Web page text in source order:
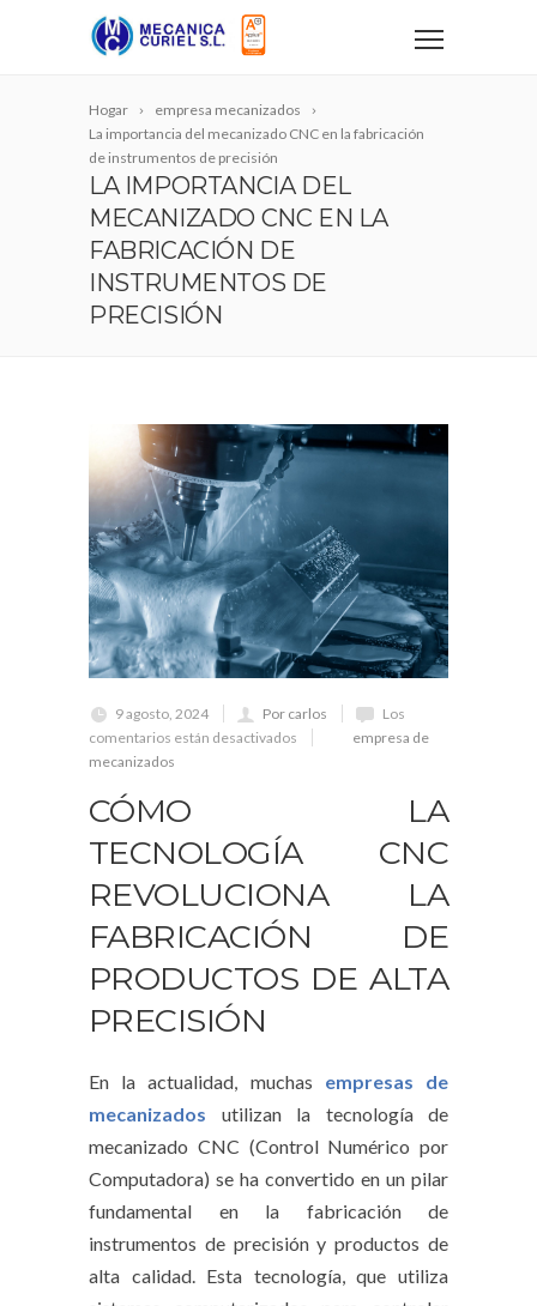
Hogar
empresa mecanizados
La importancia del mecanizado CNC en la fabricación
de instrumentos de precisión
LA IMPORTANCIA DEL
MECANIZADO CNC EN LA
FABRICACIÓN DE
INSTRUMENTOS DE
PRECISIÓN
9 agosto, 2024 Por carlos
Los
comentarios están desactivados
empresa de
mecanizados
CÓMO LA
TECNOLOGÍA CNC
REVOLUCIONA LA
FABRICACIÓN DE
PRODUCTOS DE ALTA
PRECISIÓN
En la actualidad, muchas empresas de
mecanizados utilizan la tecnología de
mecanizado CNC (Control Numérico por
Computadora) se ha convertido en un pilar
fundamental en la fabricación de
instrumentos de precisión y productos de
alta calidad. Esta tecnología, que utiliza